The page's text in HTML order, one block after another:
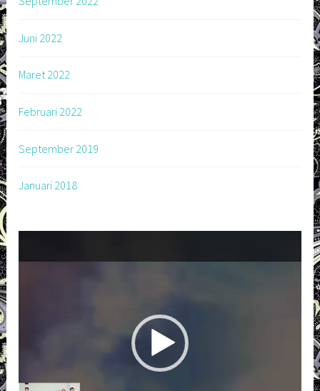
Juni 2022
Maret 2022
Februari 2022
September 2019
Januari 2018